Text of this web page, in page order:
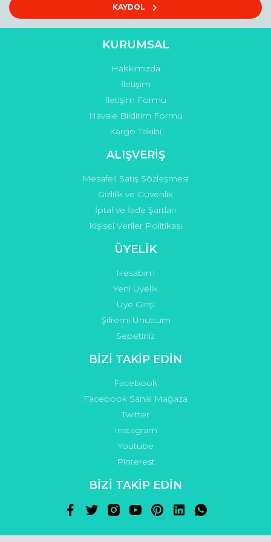
Bu ürüne benzer farklı alternatifler olmalı.
Gönder
KAYDOL
KURUMSAL
Hakkımızda
İletişim
İletişim Formu
Havale Bildirim Formu
Kargo Takibi
ALIŞVERİŞ
Mesafeli Satış Sözleşmesi
Gizlilik ve Güvenlik
İptal ve İade Şartları
Kişisel Veriler Politikası
ÜYELİK
Hesabım
Yeni Üyelik
Üye Girişi
Şifremi Unuttum
Sepetiniz
BİZİ TAKİP EDİN
Facebook
Facebook Sanal Mağaza
Twitter
Instagram
Youtube
Pinterest
BİZİ TAKİP EDİN